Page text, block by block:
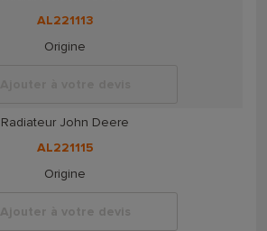
AL221113
Origine
Radiateur John Deere
AL221115
Origine
Ajouter à votre devis